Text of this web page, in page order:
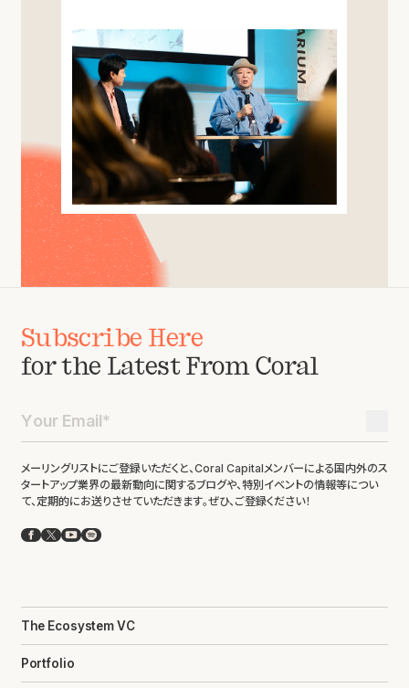
Subscribe Here
for the Latest From Coral
メーリングリストにご登録いただくと、Coral Capitalメンバーによる国内外のス
タートアップ業界の最新動向に関するブログや、特別イベントの情報等につい
て、定期的にお送りさせていただきます。ぜひ、ご登録ください！
Facebook
X YouTube
Spotify
The Ecosystem VC
Portfolio